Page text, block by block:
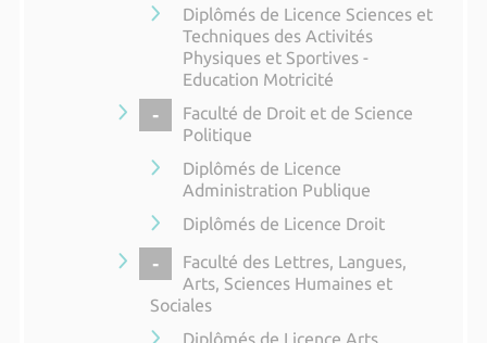
Diplômés de Licence Sciences et
Techniques des Activités
Physiques et Sportives -
Education Motricité
COLLAPSE
Faculté de Droit et de Science
Politique
Diplômés de Licence
Administration Publique
Diplômés de Licence Droit
COLLAPSE
Faculté des Lettres, Langues,
Arts, Sciences Humaines et
Sociales
Diplômés de Licence Arts